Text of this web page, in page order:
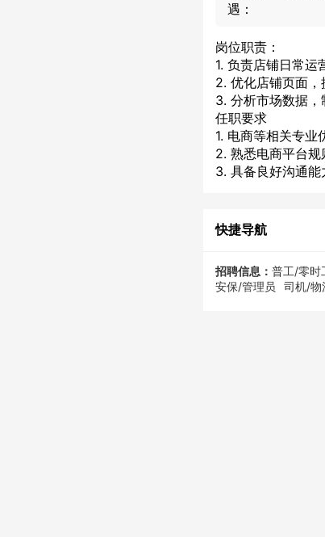
遇：
岗位职责：
1. 负责店铺日常运
2. 优化店铺页面，
3. 分析市场数据，
任职要求
1. 电商等相关专业
2. 熟悉电商平台规
3. 具备良好沟通能
快捷导航
招聘信息： 普工/零时
安保/管理员
司机/物